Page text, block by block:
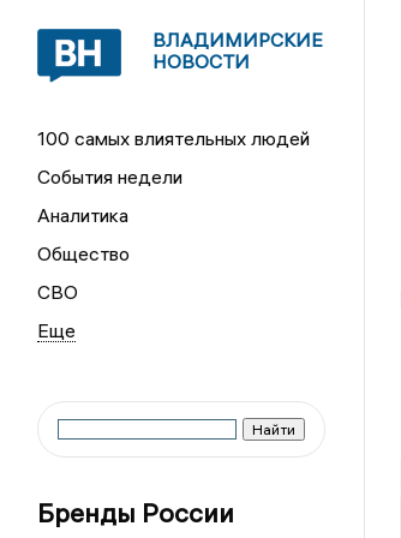
ВЛАДИМИРСКИЕ
НОВОСТИ
100 самых влиятельных людей
События недели
Аналитика
Общество
СВО
Бренды России